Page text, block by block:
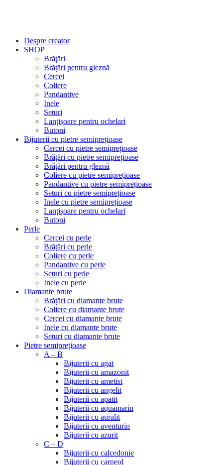
Despre creator
SHOP
Brăţări
Brățări pentru gleznă
Cercei
Coliere
Pandantive
Inele
Seturi
Lanțișoare pentru ochelari
Butoni
Bijuterii cu pietre semiprețioase
Cercei cu pietre semiprețioase
Brățări cu pietre semiprețioase
Brățări pentru gleznă
Coliere cu pietre semiprețioase
Pandantive cu pietre semiprețioase
Seturi cu pietre semiprețioase
Inele cu pietre semiprețioase
Lanțișoare pentru ochelari
Butoni
Perle
Cercei cu perle
Brățări cu perle
Coliere cu perle
Pandantive cu perle
Seturi cu perle
Inele cu perle
Diamante brute
Brățări cu diamante brute
Coliere cu diamante brute
Cercei cu diamante brute
Inele cu diamante brute
Seturi cu diamante brute
Pietre semiprețioase
A – B
Bijuterii cu agat
Bijuterii cu amazonit
Bijuterii cu ametist
Bijuterii cu angelit
Bijuterii cu apatit
Bijuterii cu aquamarin
Bijuterii cu auralit
Bijuterii cu aventurin
Bijuterii cu azurit
C – D
Bijuterii cu calcedonie
Bijuterii cu carneol